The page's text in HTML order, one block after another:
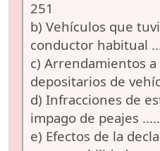
251
b) Vehículos que
conductor habitual
c) Arrendamientos
depositarios de
d) Infracciones de
impago de peajes
e) Efectos de la